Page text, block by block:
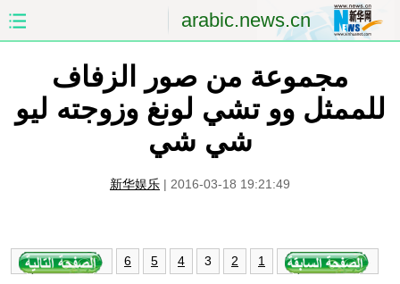
arabic.news.cn
الصين الصفحة الأولى
الشرق الأوسط العالم
الرياضة السياحة والبيئة
مجموعة من صور الزفاف
للممثل وو تشي لونغ وزوجته ليو
شي شي
新华娱乐 | 2016-03-18 19:21:49
1
2
3
4
5
6